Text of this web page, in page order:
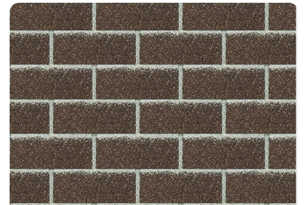
ПЕРЕЙТИ В КАТАЛОГ
ЭЛЕМЕНТЫ ВЕНТИЛИРУЕМОГО
ФАСАДА